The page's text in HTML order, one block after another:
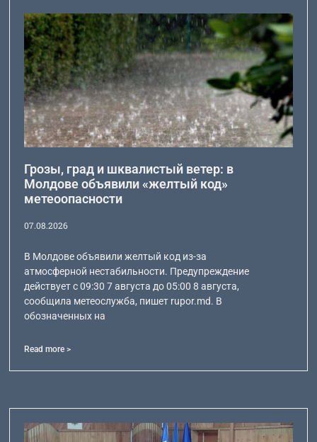
Грозы, град и шквалистый ветер: в
Молдове объявили «желтый код»
метеоопасности
07.08.2026
В Молдове объявили желтый код из-за
атмосферной нестабильности. Предупреждение
действует с 09:30 7 августа до 05:00 8 августа,
сообщила метеослужба, пишет rupor.md. В
обозначенных на
Read more >